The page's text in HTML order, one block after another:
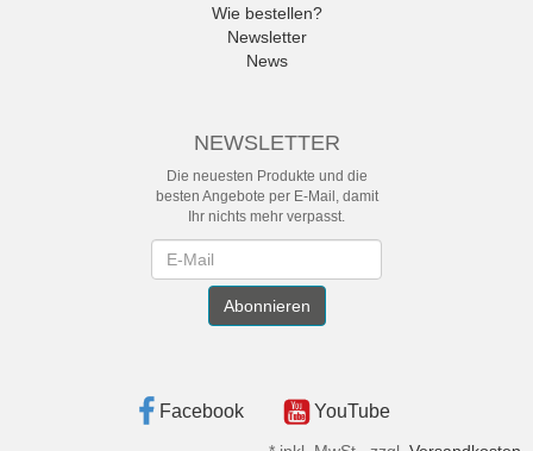
Wie bestellen?
Newsletter
News
NEWSLETTER
Die neuesten Produkte und die
besten Angebote per E-Mail, damit
Ihr nichts mehr verpasst.
Abonnieren
Facebook YouTube